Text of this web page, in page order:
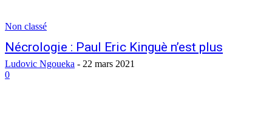
Non classé
Nécrologie : Paul Eric Kinguè n’est plus
Ludovic Ngoueka - 22 mars 2021
0